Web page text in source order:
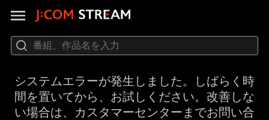
システムエラーが発生しました。しばらく時
間を置いてから、お試しください。改善しな
い場合は、カスタマーセンターまでお問い合